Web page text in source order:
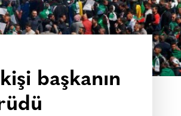
başkanın